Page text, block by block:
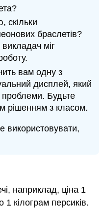
скільки
браслетів?
міг
вам одну з
дисплей, який
Будьте
рішенням з класом.
використовувати,
наприклад, ціна 1
1 кілограм персиків.